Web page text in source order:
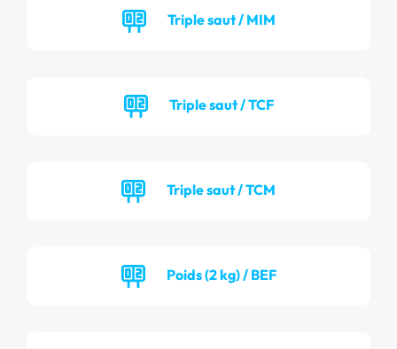
Triple saut / MIM
Triple saut / TCF
Triple saut / TCM
Poids (2 kg) / BEF